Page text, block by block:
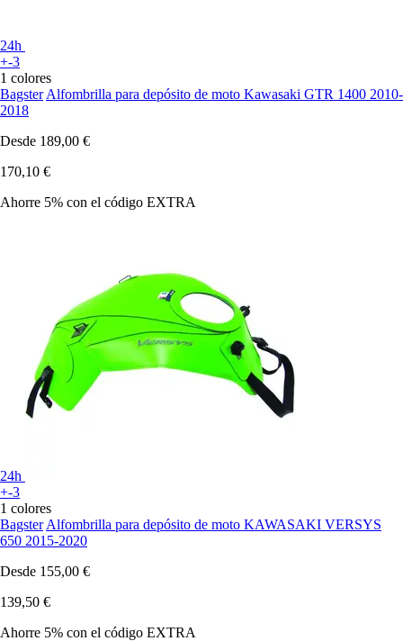
24h
+-3
1 colores
Bagster Alfombrilla para depósito de moto Kawasaki GTR 1400 2010-
2018
Desde 189,00 €
170,10 €
Ahorre 5% con el código EXTRA
24h
+-3
1 colores
Bagster Alfombrilla para depósito de moto KAWASAKI VERSYS
650 2015-2020
Desde 155,00 €
139,50 €
Ahorre 5% con el código EXTRA